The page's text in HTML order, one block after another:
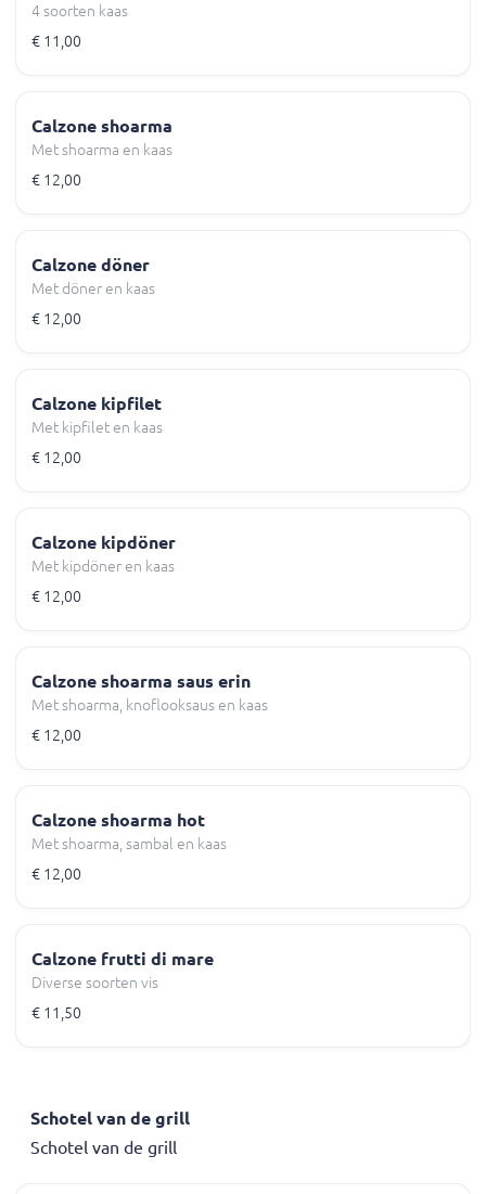
4 soorten kaas
€ 11,00
Calzone shoarma
Met shoarma en kaas
€ 12,00
Calzone döner
Met döner en kaas
€ 12,00
Calzone kipfilet
Met kipfilet en kaas
€ 12,00
Calzone kipdöner
Met kipdöner en kaas
€ 12,00
Calzone shoarma saus erin
Met shoarma, knoflooksaus en kaas
€ 12,00
Calzone shoarma hot
Met shoarma, sambal en kaas
€ 12,00
Calzone frutti di mare
Diverse soorten vis
€ 11,50
Schotel van de grill
Schotel van de grill